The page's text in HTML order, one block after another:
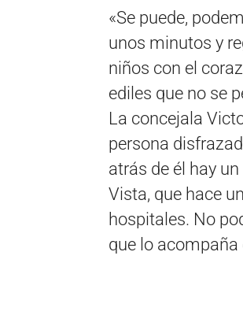
«Se puede,
unos minutos y
niños con el
ediles que no se
La concejala
persona
atrás de él hay
Vista, que hace
hospitales. No
que lo acompaña